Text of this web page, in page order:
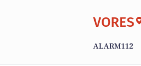
VORES
ALARM112